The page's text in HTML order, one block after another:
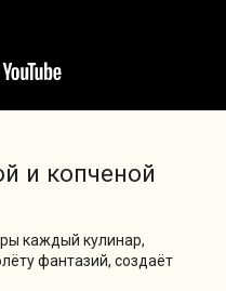
и копченой
каждый кулинар,
фантазий, создаёт